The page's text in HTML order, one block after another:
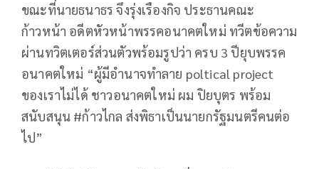
ขณะที่นายธนาธร จึงรุ่งเรืองกิจ ประธานคณะ
ก้าวหน้า อดีตหัวหน้าพรรคอนาคตใหม่ ทวีตข้อความ
ผ่านทวิตเตอร์ส่วนตัวพร้อมรูปว่า ครบ 3 ปียุบพรรค
อนาคตใหม่ “ผู้มีอำนาจทำลาย poltical project
ของเราไม่ได้ ชาวอนาคตใหม่ ผม ปิยบุตร พร้อม
สนับสนุน #ก้าวไกล ส่งพิธาเป็นนายกรัฐมนตรีคนต่อ
ไป”